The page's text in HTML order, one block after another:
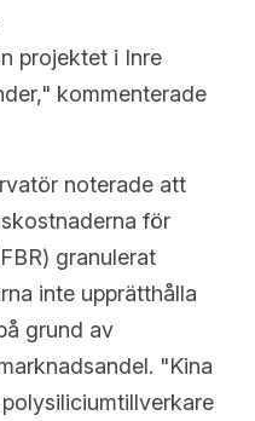
projektet i Inre
kommenterade
noterade att
för
granulerat
inte upprätthålla
grund av
"Kina